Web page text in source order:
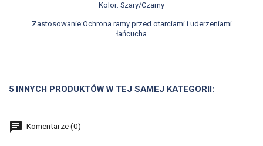
Kolor: Szary/Czarny
Zastosowanie:Ochrona ramy przed otarciami i uderzeniami
łańcucha
5 INNYCH PRODUKTÓW W TEJ SAMEJ KATEGORII:
Komentarze (0)